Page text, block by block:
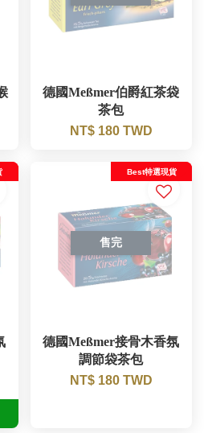
德國Meßmer伯爵紅茶袋
茶包
NT$ 180 TWD
售完
Best特選現貨
德國Meßmer接骨木香氛
調節袋茶包
NT$ 180 TWD